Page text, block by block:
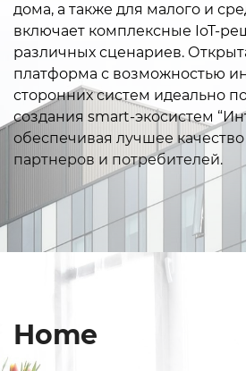
дома, а также для малого и
включает комплексные IoT-
различных сценариев.
платформа с возможностью
сторонних систем идеально
создания smart-экосистем
обеспечивая лучшее
партнеров и потребителей.
Home